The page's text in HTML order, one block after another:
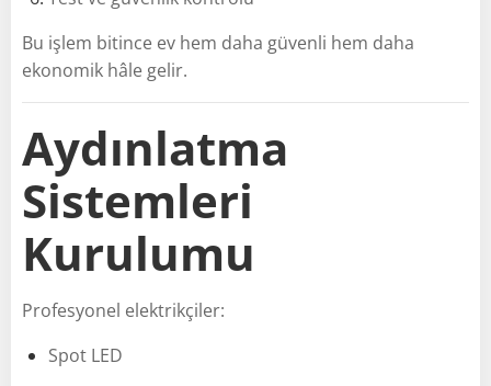
Bu işlem bitince ev hem daha güvenli hem daha
ekonomik hâle gelir.
Aydınlatma
Sistemleri
Kurulumu
Profesyonel elektrikçiler:
Spot LED